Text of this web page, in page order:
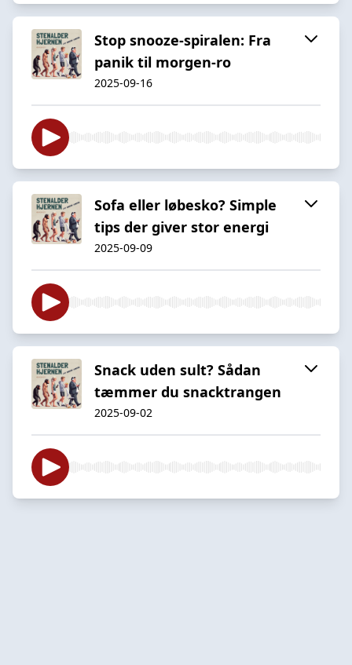
Stop snooze-spiralen: Fra
panik til morgen-ro
2025-09-16
Sofa eller løbesko? Simple
tips der giver stor energi
2025-09-09
Snack uden sult? Sådan
tæmmer du snacktrangen
2025-09-02